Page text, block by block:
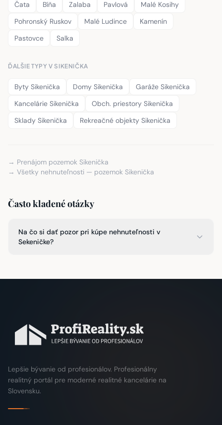
Čata Bíňa Zalaba Pavlová
Malé Kosihy
Pohronský Ruskov
Malé Ludince
Kamenín
Pastovce
Salka
ĎALŠIE TYPY V SIKENIČKA
Byty Sikenička Domy Sikenička
Garáže Sikenička
Kancelárie Sikenička
Obch. priestory Sikenička
Sklady Sikenička
Rekreačné objekty Sikenička
→ Prenájom pozemok Sikenička
→ Všetky nehnuteľnosti — pozemok Sikenička
Často kladené otázky
Na čo si dať pozor pri kúpe nehnuteľnosti v
Sekeničke?
Lepšie bývanie od profesionálov. Profesionálny
realitný portál pre moderné realitné kancelárie na
Slovensku.